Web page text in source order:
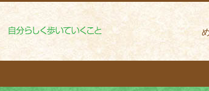
めひの野園